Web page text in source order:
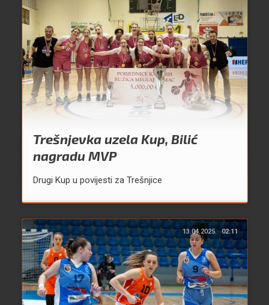
Trešnjevka uzela Kup, Bilić
nagradu MVP
Drugi Kup u povijesti za Trešnjice
13.04.2025. 02:11